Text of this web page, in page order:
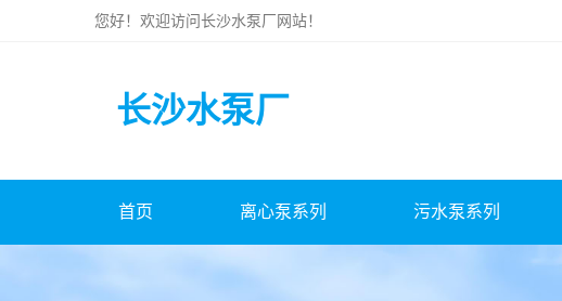
您好！欢迎访问长沙水泵厂网站！
长沙水泵厂
首页 离心泵系列 污水泵系列